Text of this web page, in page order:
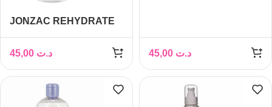
JONZAC REHYDRATE
HYDRATANTE 500ML
د.ت د.ت